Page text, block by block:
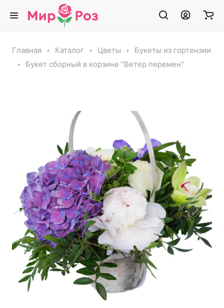
Главная Каталог Цветы
Букеты из гортензии
Букет сборный в корзине "Ветер перемен"